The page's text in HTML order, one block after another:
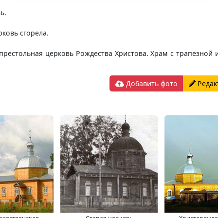
сгорела.
церковь Рождества Христова. Храм с трапезной
Добавить фото